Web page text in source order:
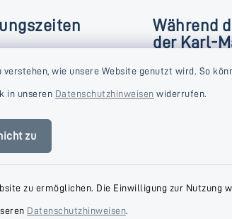
wie unsere Website genutzt wird. So
in unseren Datenschutzhinweisen widerrufen.
zu
zu ermöglichen. Die Einwilligung zur Nutzung
Datenschutzhinweisen.
Uhr
Uhr
Während
der Karl-
Donnerstag und